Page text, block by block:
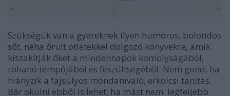
Szükségük van a gyereknek ilyen humoros, bolondos
sőt, néha őrült ötletekkel dolgozó könyvekre, amik
kiszakítják őket a mindennapok komolyságából,
rohanó tempójából és feszültségéből. Nem gond, ha
hiányzik a fajsúlyos mondanivaló, erkölcsi tanítás.
Bár okulni ebből is lehet, ha mást nem legfeljebb